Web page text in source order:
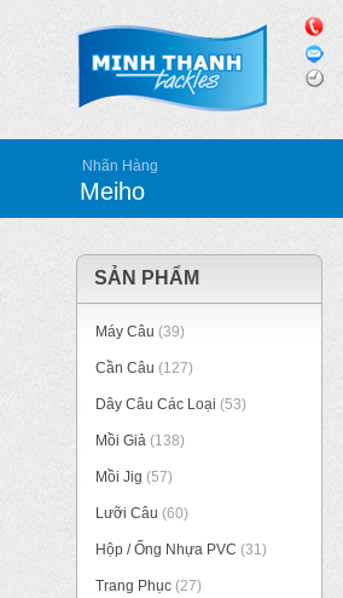
Nhãn Hàng
Meiho
SẢN PHẨM
Máy Câu (39)
Cần Câu (127)
Dây Câu Các Loại (53)
Mồi Giả (138)
Mồi Jig (57)
Lưỡi Câu (60)
Hộp / Ống Nhựa PVC (31)
Trang Phục (27)